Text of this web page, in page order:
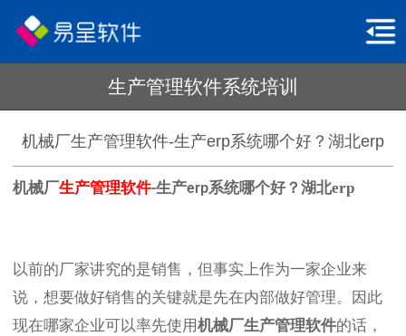
生产管理软件系统培训
机械厂生产管理软件-生产erp系统哪个好？​湖北erp
机械厂生产管理软件-生产erp系统哪个好？湖北erp
以前的厂家讲究的是销售，但事实上作为一家企业来
说，想要做好销售的关键就是先在内部做好管理。因此
现在哪家企业可以率先使用机械厂生产管理软件的话，